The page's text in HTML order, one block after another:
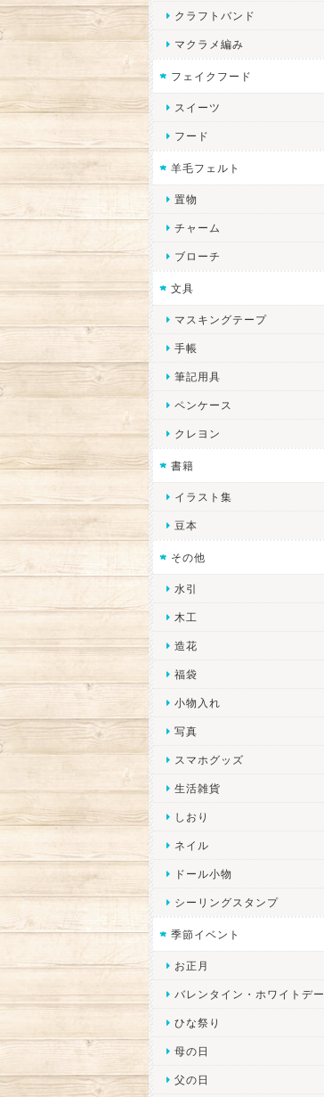
クラフトバンド
マクラメ編み
フェイクフード
スイーツ
フード
羊毛フェルト
置物
チャーム
ブローチ
文具
マスキングテープ
手帳
筆記用具
ペンケース
クレヨン
書籍
イラスト集
豆本
その他
水引
木工
造花
福袋
小物入れ
写真
スマホグッズ
生活雑貨
しおり
ネイル
ドール小物
シーリングスタンプ
季節イベント
お正月
バレンタイン・ホワイトデー
ひな祭り
母の日
父の日